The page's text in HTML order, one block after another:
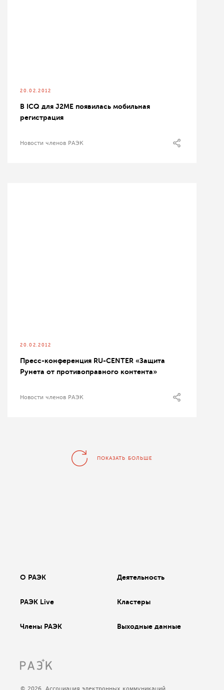
20.02.2012
В ICQ для J2ME появилась мобильная
регистрация
Новости членов РАЭК
20.02.2012
Пресс-конференция RU-CENTER «Защита
Рунета от противоправного контента»
Новости членов РАЭК
ПОКАЗАТЬ БОЛЬШЕ
О РАЭК Деятельность
РАЭК Live Кластеры
Члены РАЭК Выходные данные